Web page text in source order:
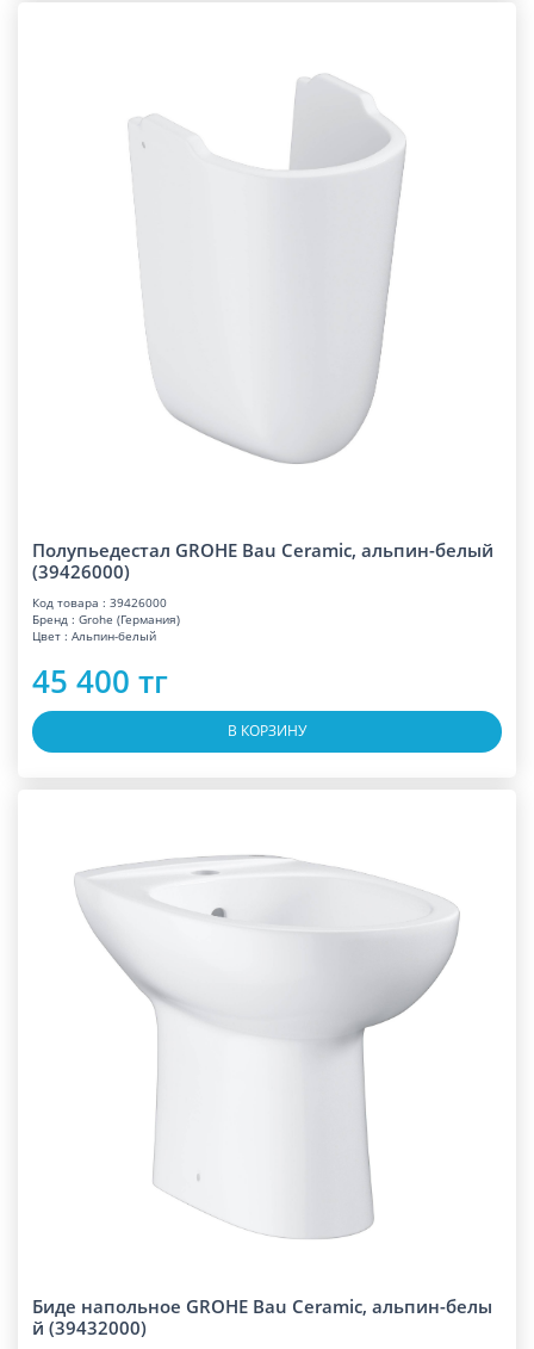
Полупьедестал GROHE Bau Ceramic, альпин-белый
(39426000)
Код товара : 39426000
Бренд : Grohe (Германия)
Цвет : Альпин-белый
45 400 тг
В КОРЗИНУ
Биде напольное GROHE Bau Ceramic, альпин-белы
й (39432000)